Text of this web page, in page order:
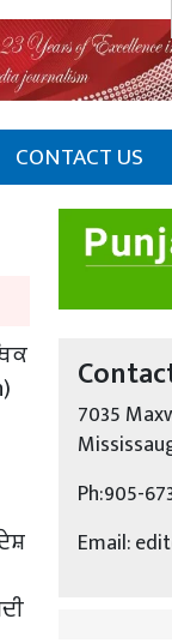
CONTACT US
7035
Ph:905-
Email: